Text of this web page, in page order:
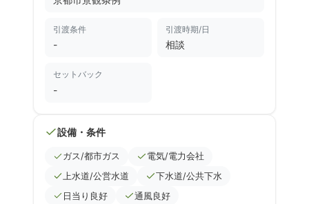
引渡条件
-
引渡時期/日
相談
セットバック
-
設備・条件
ガス/都市ガス
電気/電力会社
上水道/公営水道
下水道/公共下水
日当り良好
通風良好